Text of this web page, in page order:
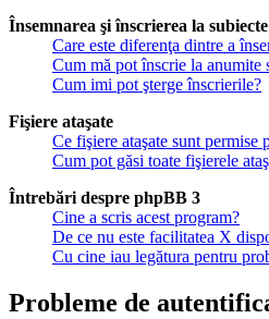
Însemnarea şi înscrierea la subiecte
Care este diferenţa dintre a
Cum mă pot înscrie la anumite
Cum imi pot şterge înscrierile?
Fişiere ataşate
Ce fişiere ataşate sunt permise
Cum pot găsi toate fişierele
Întrebări despre phpBB 3
Cine a scris acest program?
De ce nu este facilitatea X
Cu cine iau legătura pentru
Probleme de